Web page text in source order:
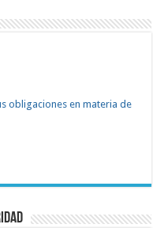
obligaciones en materia de